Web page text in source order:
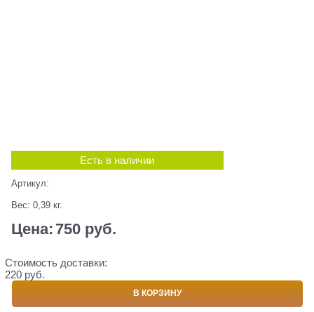
Есть в наличии
Артикул:
Вес: 0,39 кг.
Цена: 750 руб.
Стоимость доставки:
220 руб.
В КОРЗИНУ